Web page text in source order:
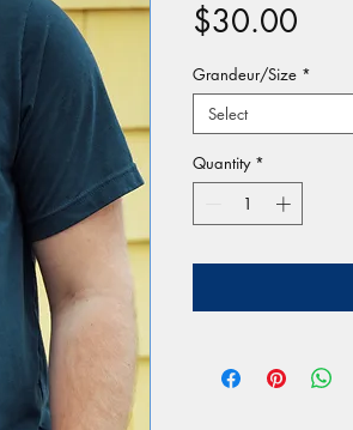
$30.00
Grandeur/Size *
Select
Quantity *